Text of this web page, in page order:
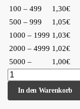
100 – 499
1,30€
500 – 999
1,05€
1000 – 1999 1,03€
2000 – 4999 1,02€
5000 –
1,00€
In den Warenkorb